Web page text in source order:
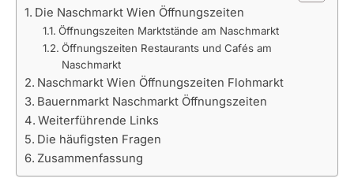
Die Naschmarkt Wien Öffnungszeiten
Öffnungszeiten Marktstände am Naschmarkt
Öffnungszeiten Restaurants und Cafés am
Naschmarkt
Naschmarkt Wien Öffnungszeiten Flohmarkt
Bauernmarkt Naschmarkt Öffnungszeiten
Weiterführende Links
Die häufigsten Fragen
Zusammenfassung